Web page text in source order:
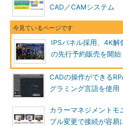
CAD／CAMシステム
IPSパネル採用、4K
の先行予約販売を開始
CADの操作ができる
グラミング言語を使用
カラーマネジメントモ
ブル変更で接続が容易